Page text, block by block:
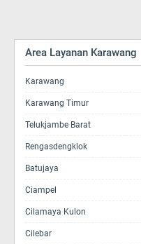
Area Layanan Karawang
Karawang
Karawang Timur
Telukjambe Barat
Rengasdengklok
Batujaya
Ciampel
Cilamaya Kulon
Cilebar